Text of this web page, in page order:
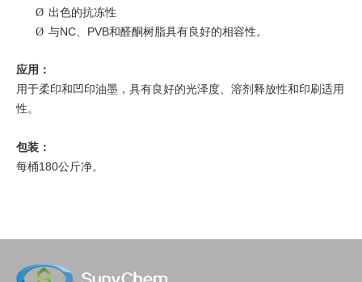
Ø 出色的抗冻性
Ø 与NC、PVB和醛酮树脂具有良好的相容性。
应用：
用于柔印和凹印油墨，具有良好的光泽度、溶剂释放性和印刷适用
性。
包装：
每桶180公斤净。